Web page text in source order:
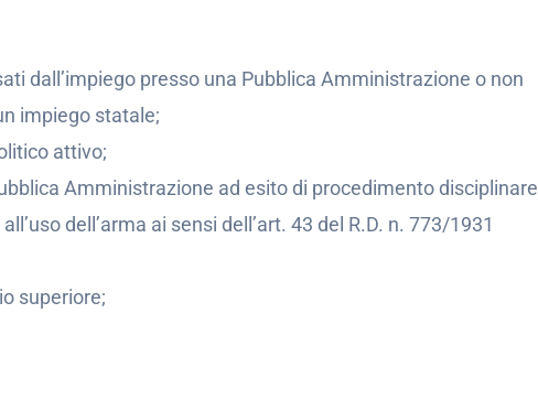
dall’impiego presso una Pubblica Amministrazione o non
impiego statale;
attivo;
Amministrazione ad esito di procedimento disciplinare
dell’arma ai sensi dell’art. 43 del R.D. n. 773/1931
superiore;